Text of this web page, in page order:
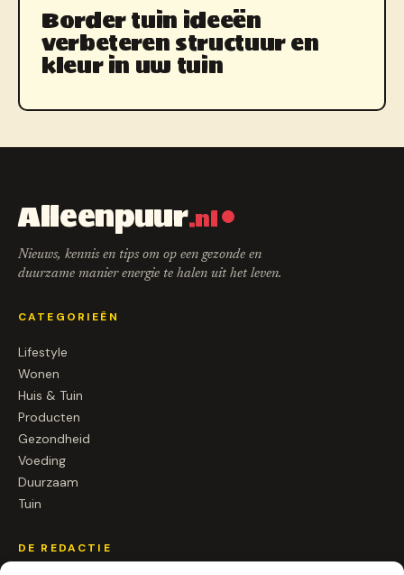
Border tuin ideeën
verbeteren structuur en
kleur in uw tuin
Alleenpuur.nl
Nieuws, kennis en tips om op een gezonde en
duurzame manier energie te halen uit het leven.
CATEGORIEËN
Lifestyle
Wonen
Huis & Tuin
Producten
Gezondheid
Voeding
Duurzaam
Tuin
DE REDACTIE